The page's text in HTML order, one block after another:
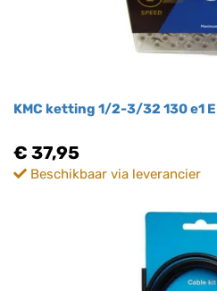
KMC ketting 1/2-3/32 130 e1
€ 37,95
Beschikbaar via leverancier